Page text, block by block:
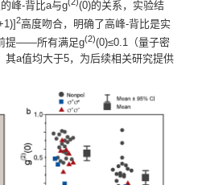
峰-背比a与g
(0)的关系，实验结
2高度吻合，明确了高峰-背比是实
提——所有满足g(2)(0)≤0.1（量子密
其a值均大于5，为后续相关研究提供